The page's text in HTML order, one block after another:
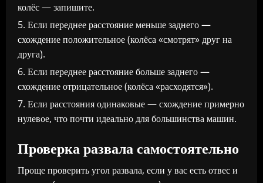
колёс — запишите.
Если переднее расстояние меньше заднего —
схождение положительное (колёса «смотрят» друг на
друга).
Если переднее расстояние больше заднего —
схождение отрицательное (колёса «расходятся»).
Если расстояния одинаковые — схождение примерно
нулевое, что почти идеально для большинства машин.
Проверка развала самостоятельно
Проще проверить угол развала, если у вас есть отвес и